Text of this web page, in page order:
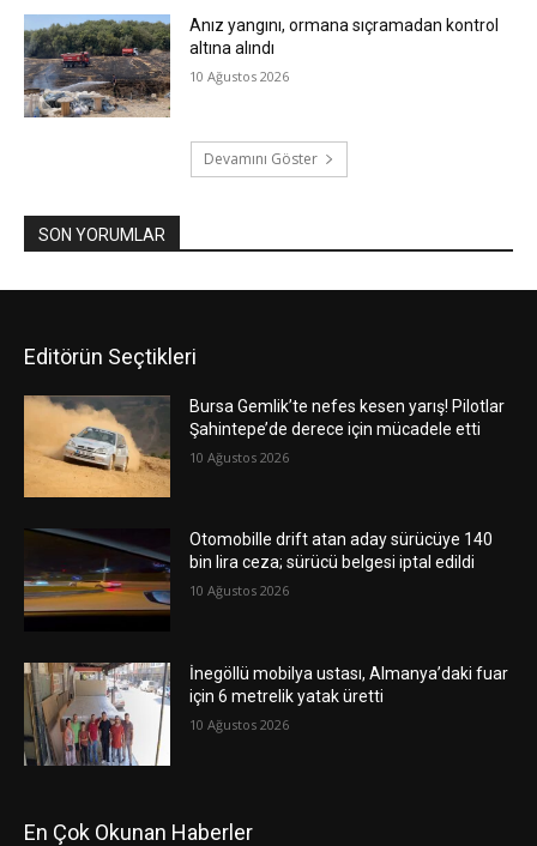
Anız yangını, ormana sıçramadan kontrol
altına alındı
10 Ağustos 2026
Devamını Göster
SON YORUMLAR
Editörün Seçtikleri
Bursa Gemlik’te nefes kesen yarış! Pilotlar
Şahintepe’de derece için mücadele etti
10 Ağustos 2026
Otomobille drift atan aday sürücüye 140
bin lira ceza; sürücü belgesi iptal edildi
10 Ağustos 2026
İnegöllü mobilya ustası, Almanya’daki fuar
için 6 metrelik yatak üretti
10 Ağustos 2026
En Çok Okunan Haberler